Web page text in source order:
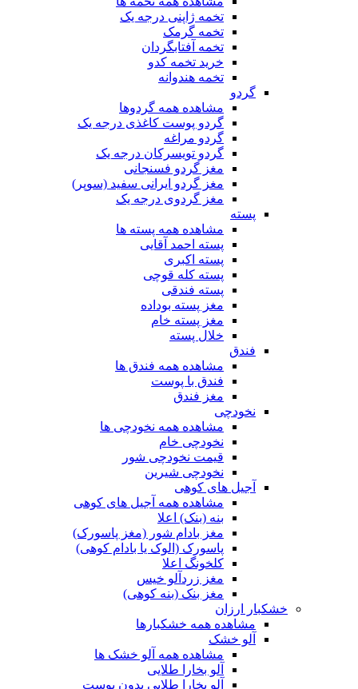
تخمه ژاپنی درجه یک
تخمه گرمک
تخمه آفتابگردان
خرید تخمه کدو
تخمه هندوانه
گردو
مشاهده همه گردوها
گردو پوست کاغذی درجه یک
گردو مراغه
گردو تویسرکان درجه یک
مغز گردو فسنجانی
مغز گردو ایرانی سفید (سوپر)
مغز گردوی درجه یک
پسته
مشاهده همه پسته ها
پسته احمد آقایی
پسته اکبری
پسته کله قوچی
پسته فندقی
مغز پسته بوداده
مغز پسته خام
خلال پسته
فندق
مشاهده همه فندق ها
فندق با پوست
مغز فندق
نخودچی
مشاهده همه نخودچی ها
نخودچی خام
قیمت نخودچی شور
نخودچی شیرین
آجیل های کوهی
مشاهده همه آجیل های کوهی
بنه (بنک) اعلا
مغز بادام شور (مغز پاسورک)
پاسورک (الوک یا بادام کوهی)
کلخونگ اعلا
مغز زردآلو خیس
مغز بنک (بنه کوهی)
خشکبار ارزان
مشاهده همه خشکبارها
آلو خشک
مشاهده همه آلو خشک ها
آلو بخارا طلایی
آلو بخارا طلایی بدون پوست